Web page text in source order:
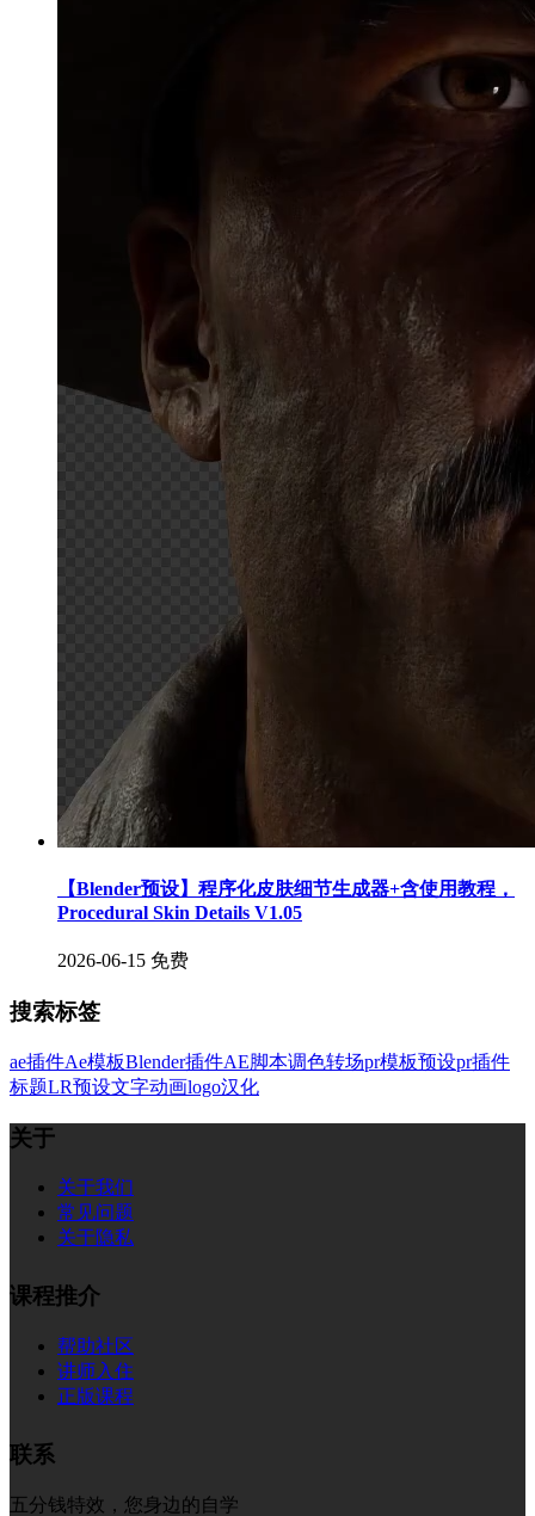
【Blender预设】程序化皮肤细节生成器+含使用教程，
Procedural Skin Details V1.05
2026-06-15 免费
搜索标签
ae插件Ae模板Blender插件AE脚本调色转场pr模板预设pr插件
标题LR预设文字动画logo汉化
关于
关于我们
常见问题
关于隐私
课程推介
帮助社区
讲师入住
正版课程
联系
五分钱特效，您身边的自学